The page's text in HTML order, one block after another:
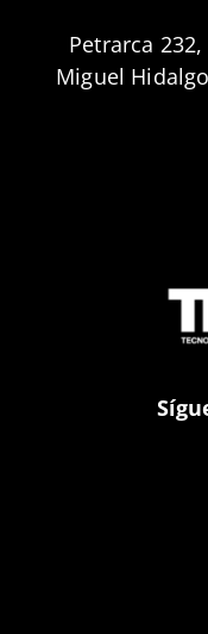
Petrarca
Miguel